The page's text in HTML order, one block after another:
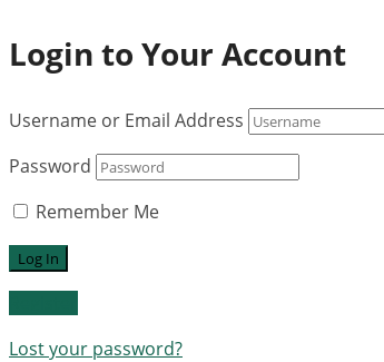
Login to Your Account
Username or Email Address
Password
Remember Me
Lost your password?